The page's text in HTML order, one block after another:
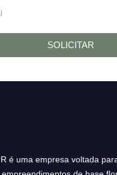
SOLICITAR
é uma empresa voltada